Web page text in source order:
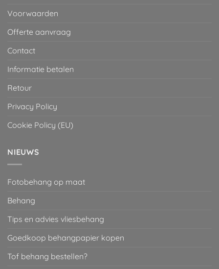
Voorwaarden
Offerte aanvraag
Contact
Informatie betalen
Retour
Privacy Policy
Cookie Policy (EU)
NIEUWS
Fotobehang op maat
Behang
Tips en advies vliesbehang
Goedkoop behangpapier kopen
Tof behang bestellen?